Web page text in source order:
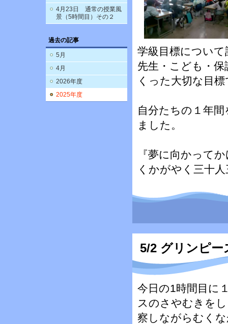
4月23日 通常の授業風
景（5時間目）その２
過去の記事
5月
4月
2026年度
2025年度
学級目標につい
先生・こども・
くった大切な目
自分たちの１年
ました。
『夢に向かって
くかがやく三十
5/2 グリンピ
今日の1時間目に
スのさやむきを
察しながらむく